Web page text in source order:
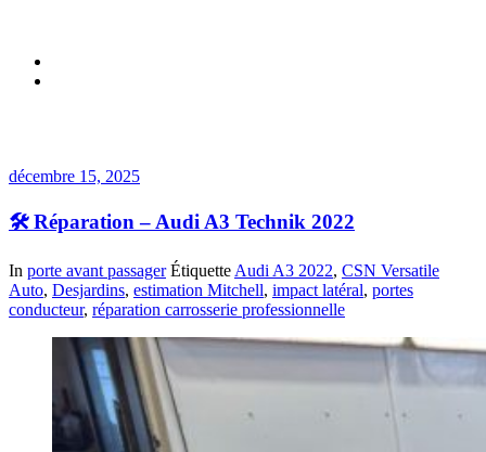
décembre 15, 2025
🛠️ Réparation – Audi A3 Technik 2022
In porte avant passager Étiquette Audi A3 2022, CSN Versatile
Auto, Desjardins, estimation Mitchell, impact latéral, portes
conducteur, réparation carrosserie professionnelle